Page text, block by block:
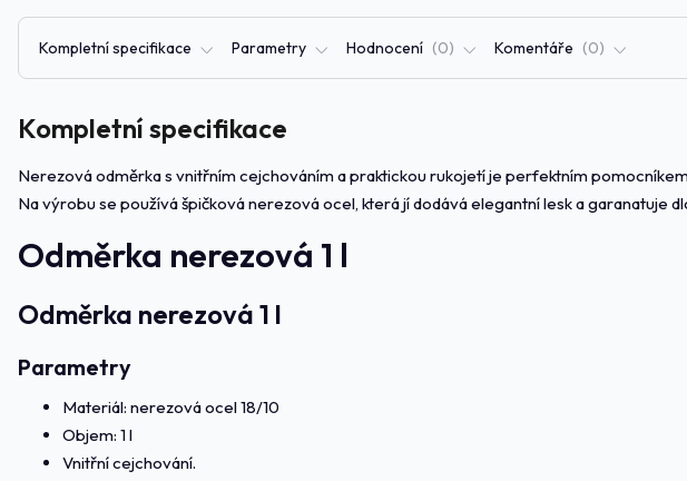
Kompletní specifikace Parametry Hodnocení 0 Komentáře 0
Kompletní specifikace
Nerezová odměrka s vnitřním cejchováním a praktickou rukojetí je perfektním
Na výrobu se používá špičková nerezová ocel, která jí dodává elegantní lesk a garanatuje
Odměrka nerezová 1 l
Odměrka nerezová 1 l
Parametry
Materiál: nerezová ocel 18/10
Objem: 1 l
Vnitřní cejchování.